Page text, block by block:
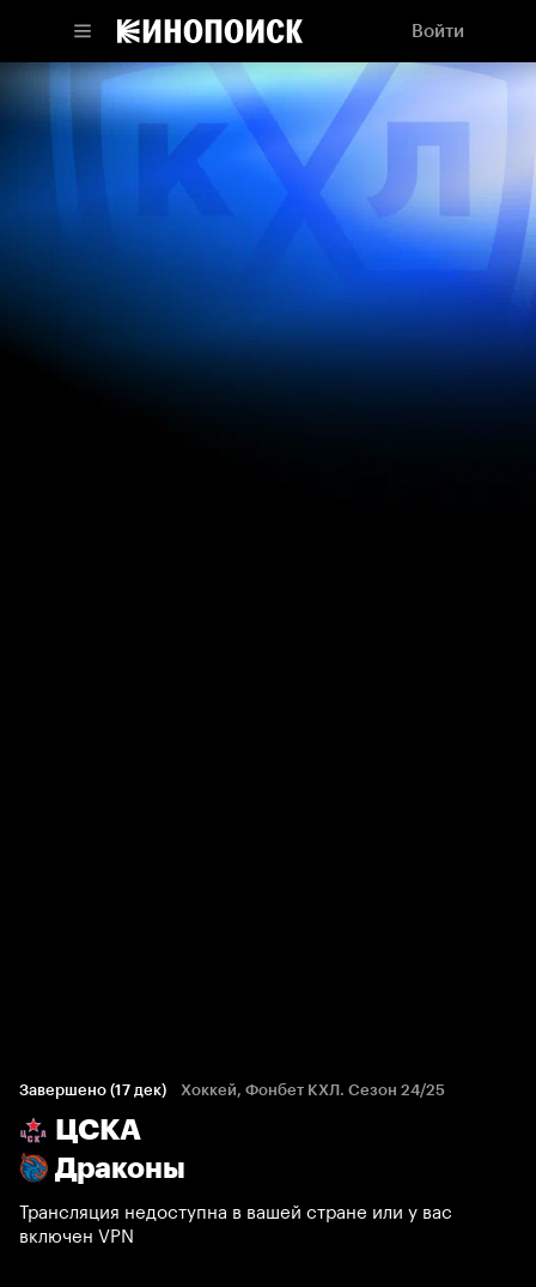
Войти
Завершено (17 дек) Хоккей, Фонбет КХЛ. Сезон 24/25
ЦСКА
Драконы
Трансляция недоступна в вашей стране или у вас
включен VPN